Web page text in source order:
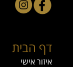
דף הבית
איזור אישי